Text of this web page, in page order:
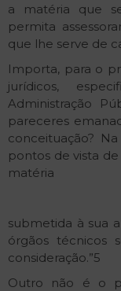
a matéria que
permita
que lhe serve de
Importa, para o
jurídicos,
Administração
pareceres
conceituação?
pontos de vista
matéria
submetida à sua
órgãos técnicos
consideração.”5
Outro não é o